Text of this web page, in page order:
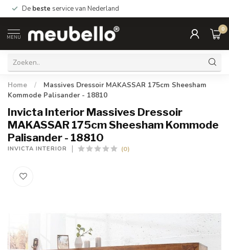
De beste service van Nederland
MENU
0
Home /
Massives Dressoir MAKASSAR 175cm Sheesham
Kommode Palisander - 18810
Invicta Interior Massives Dressoir
MAKASSAR 175cm Sheesham Kommode
Palisander - 18810
INVICTA INTERIOR (0)